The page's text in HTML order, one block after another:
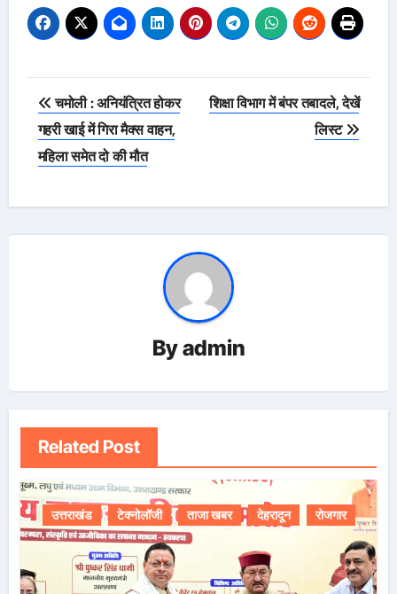
Post
navigation
चमोली : अनियंत्रित होकर
गहरी खाई में गिरा मैक्स वाहन,
महिला समेत दो की मौत
शिक्षा विभाग में बंपर तबादले, देखें
लिस्ट
Byadmin
Related Post
उत्तराखंड टेक्नोलॉजी ताजा खबर देहरादून रोजगार